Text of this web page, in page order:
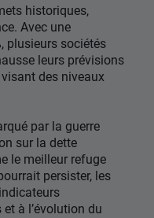
historiques,
Avec une
plusieurs sociétés
leurs prévisions
des niveaux
par la guerre
sur la dette
le meilleur refuge
persister, les
à l’évolution du